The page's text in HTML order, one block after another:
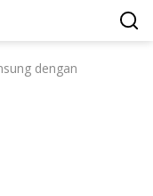
dengan